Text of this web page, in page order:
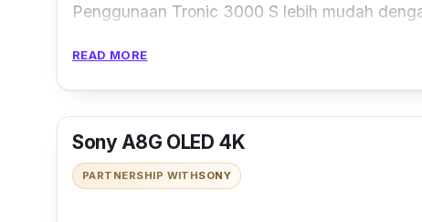
Penggunaan Tronic 3000 S lebih mudah
paparan digital komprehensif, merangkumi
‘built-in’untuk memastikan tahap pemanasan
Inverter dan kepala pancuran premium
Untuk pengalaman mandian lebih hebat, apa
lengkap dengan kawalan skrin sentuh digital
READ MORE
Sony A8G OLED 4K
PARTNERSHIP WITHSONY